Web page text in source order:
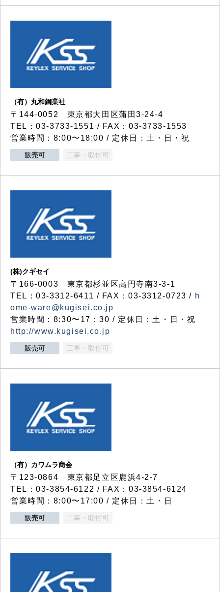
（有）丸和鋼業社
〒144-0052 東京都大田区蒲田3-24-4
TEL：03-3733-1551 / FAX：03-3733-1553
営業時間：8:00〜18:00 / 定休日：土・日・祝
販売可 工事・取付可
(株)クギセイ
〒166-0003 東京都杉並区高円寺南3-3-1
TEL：03-3312-6411 / FAX：03-3312-0723 / h
ome-ware@kugisei.co.jp
営業時間：8:30〜17：30 / 定休日：土・日・祝
http://www.kugisei.co.jp
販売可 工事・取付可
（有）カワムラ商会
〒123-0864 東京都足立区鹿浜4-2-7
TEL：03-3854-6122 / FAX：03-3854-6124
営業時間：8:00〜17:00 / 定休日：土・日
販売可 工事・取付可